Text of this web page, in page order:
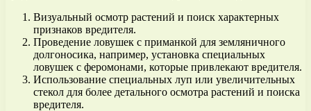
Визуальный осмотр растений и поиск характерных
признаков вредителя.
Проведение ловушек с приманкой для земляничного
долгоносика, например, установка специальных
ловушек с феромонами, которые привлекают вредителя.
Использование специальных луп или увеличительных
стекол для более детального осмотра растений и поиска
вредителя.